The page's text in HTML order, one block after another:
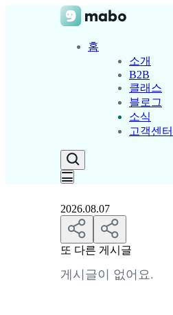
홈
소개
B2B
클래스
블로그
소식
고객센터
2026.08.07
또 다른 게시글
게시글이 없어요.